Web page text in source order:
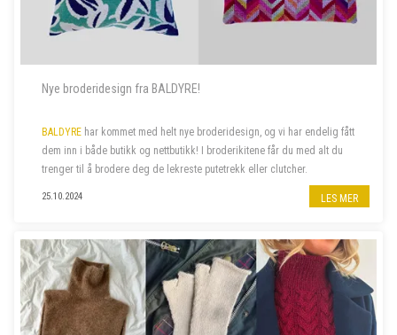
Nye broderidesign fra BALDYRE!
BALDYRE har kommet med helt nye broderidesign, og vi har endelig fått
dem inn i både butikk og nettbutikk! I broderikitene får du med alt du
trenger til å brodere deg de lekreste putetrekk eller clutcher.
25.10.2024 LES MER